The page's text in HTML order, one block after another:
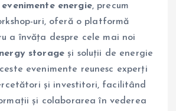
evenimente energie, precum
uri, oferă o platformă
a învăța despre cele mai noi
storage și soluții de energie
evenimente reunesc experți
și investitori, facilitând
și colaborarea în vederea